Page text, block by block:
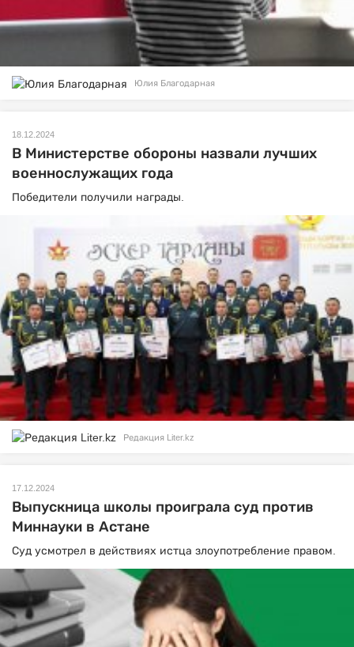
Юлия Благодарная
18.12.2024
В Министерстве обороны назвали лучших
военнослужащих года
Победители получили награды.
Редакция Liter.kz
17.12.2024
Выпускница школы проиграла суд против
Миннауки в Астане
Суд усмотрел в действиях истца злоупотребление правом.